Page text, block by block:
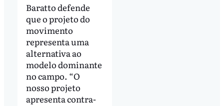
Baratto defende
que o projeto do
movimento
representa uma
alternativa ao
modelo dominante
no campo. “O
nosso projeto
apresenta contra-